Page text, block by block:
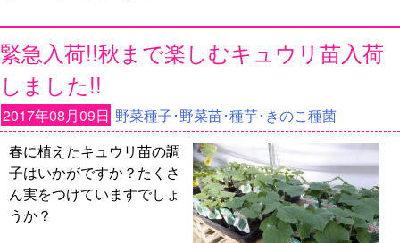
緊急入荷!!秋まで楽しむキュウリ苗入荷
しました!!
2017年08月09日 野菜種子･野菜苗･種芋･きのこ種菌
春に植えたキュウリ苗の調
子はいかがですか？たくさ
ん実をつけていますでしょ
うか？